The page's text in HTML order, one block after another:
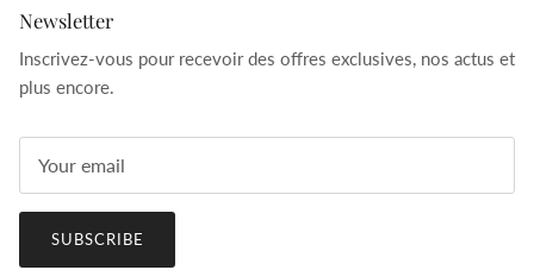
Newsletter
Inscrivez-vous pour recevoir des offres exclusives, nos actus et
plus encore.
SUBSCRIBE